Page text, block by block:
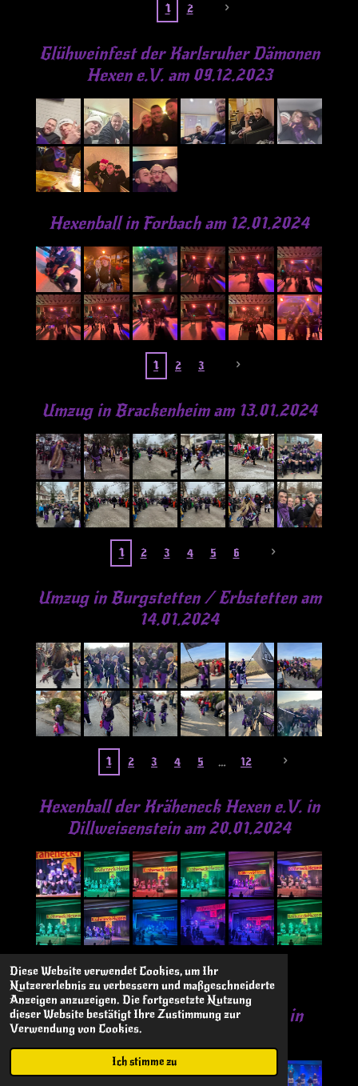
Diese Website verwendet Cookies, um Ihr
Nutzererlebnis zu verbessern und maßgeschneiderte
Anzeigen anzuzeigen. Die fortgesetzte Nutzung
dieser Website bestätigt Ihre Zustimmung zur
Verwendung von Cookies.
Ich stimme zu
1 2
Glühweinfest derKarlsruher Dämonen
Hexen e.V. am 09.12.2023
Hexenball in Forbach am 12.01.2024
1 2 3
Umzug in Brackenheim am 13.01.2024
1 2 3 4 5 6
Umzug in Burgstetten / Erbstetten am
14.01.2024
1 2 3 4 5 12
Hexenball derKräheneck Hexen e.V. in
Dillweisenstein am 20.01.2024
1 2 3 4
Hexenball der Kungelhexen e.V. in
Linkenheim am 27.01.2024